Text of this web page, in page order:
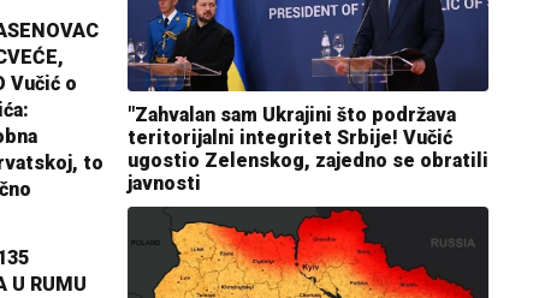
Vučić o
to
U RUMU
"Zahvalan sam Ukrajini što podržava
teritorijalni integritet Srbije! Vučić
ugostio Zelenskog, zajedno se obratili
javnosti